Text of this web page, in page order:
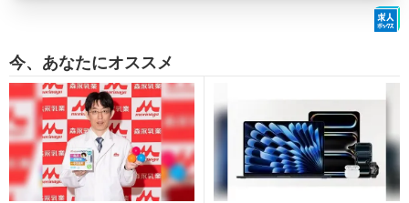
今、あなたにオススメ